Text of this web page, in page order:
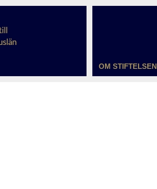
OM STIFTELSEN